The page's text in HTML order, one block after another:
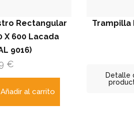
Trampilla De
Detalle del